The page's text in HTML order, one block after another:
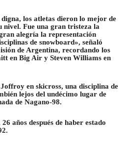
los atletas dieron lo mejor de
nivel. Fue una gran tristeza la
alegría la representación
de snowboard», señaló
de Argentina, recordando los
en Big Air y Steven Williams en
en skicross, una disciplina de
lejos del undécimo lugar de
de Nagano-98.
años después de haber estado
.